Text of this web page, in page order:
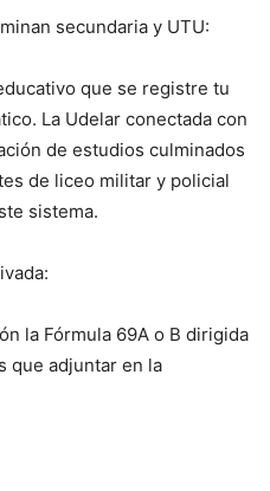
secundaria y UTU:
que se registre tu
La Udelar conectada con
de estudios culminados
de liceo militar y policial
sistema.
la Fórmula 69A o B dirigida
que adjuntar en la